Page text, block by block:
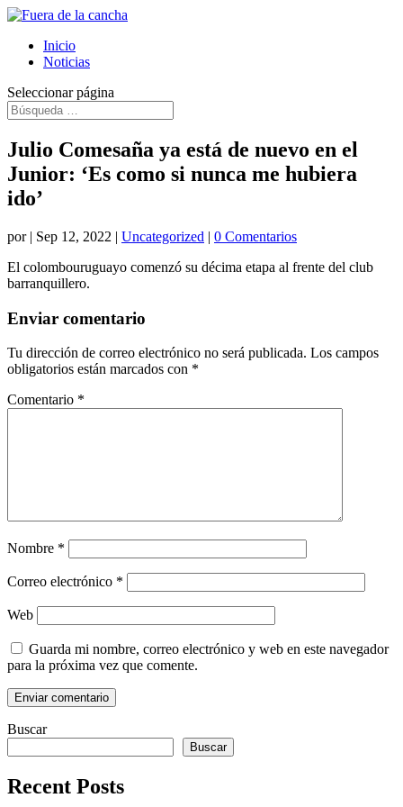
Inicio
Noticias
Seleccionar página
Julio Comesaña ya está de nuevo en el
Junior: ‘Es como si nunca me hubiera
ido’
por | Sep 12, 2022 | Uncategorized | 0 Comentarios
El colombouruguayo comenzó su décima etapa al frente del club
barranquillero.
Enviar comentario
Tu dirección de correo electrónico no será publicada. Los campos
obligatorios están marcados con *
Comentario *
Nombre *
Correo electrónico *
Web
Guarda mi nombre, correo electrónico y web en este navegador
para la próxima vez que comente.
Buscar
Buscar
Recent Posts